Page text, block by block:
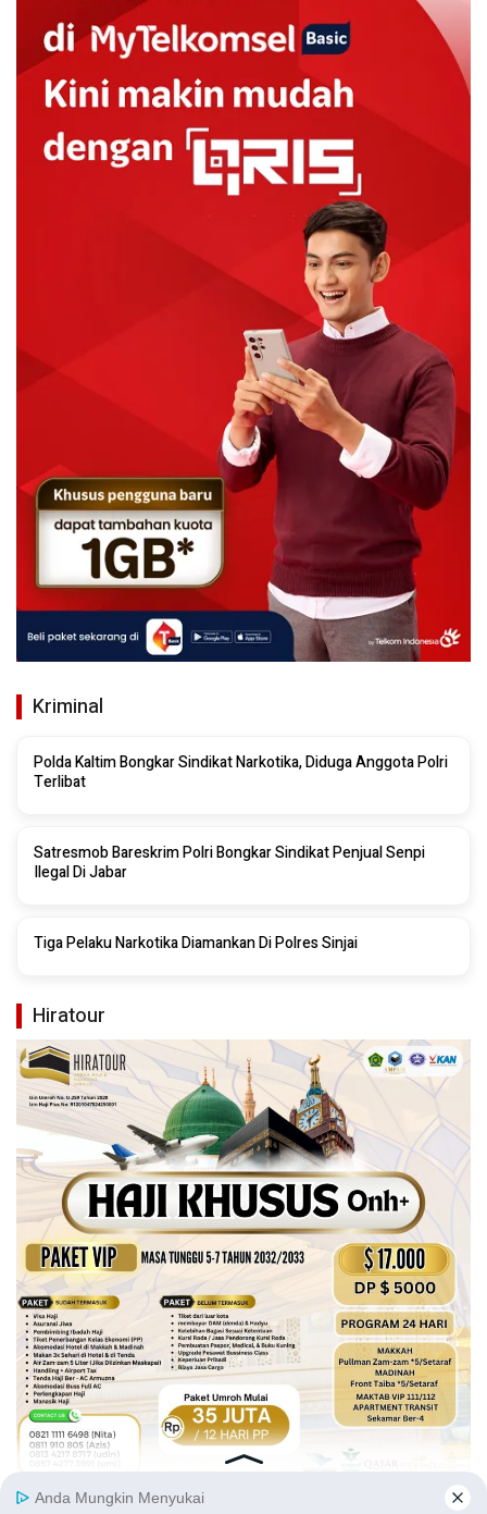
Kriminal
Polda Kaltim Bongkar Sindikat Narkotika, Diduga Anggota Polri
Terlibat
Satresmob Bareskrim Polri Bongkar Sindikat Penjual Senpi
Ilegal Di Jabar
Tiga Pelaku Narkotika Diamankan Di Polres Sinjai
Hiratour